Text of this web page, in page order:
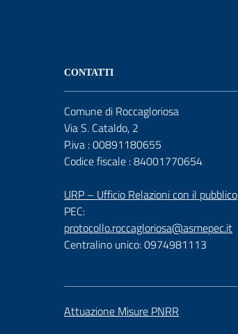
CONTATTI
Comune di Roccagloriosa
Via S. Cataldo, 2
P.iva : 00891180655
Codice fiscale : 84001770654
URP – Ufficio Relazioni con il pubblico
PEC:
protocollo.roccagloriosa@asmepec.it
Centralino unico: 0974981113
Attuazione Misure PNRR